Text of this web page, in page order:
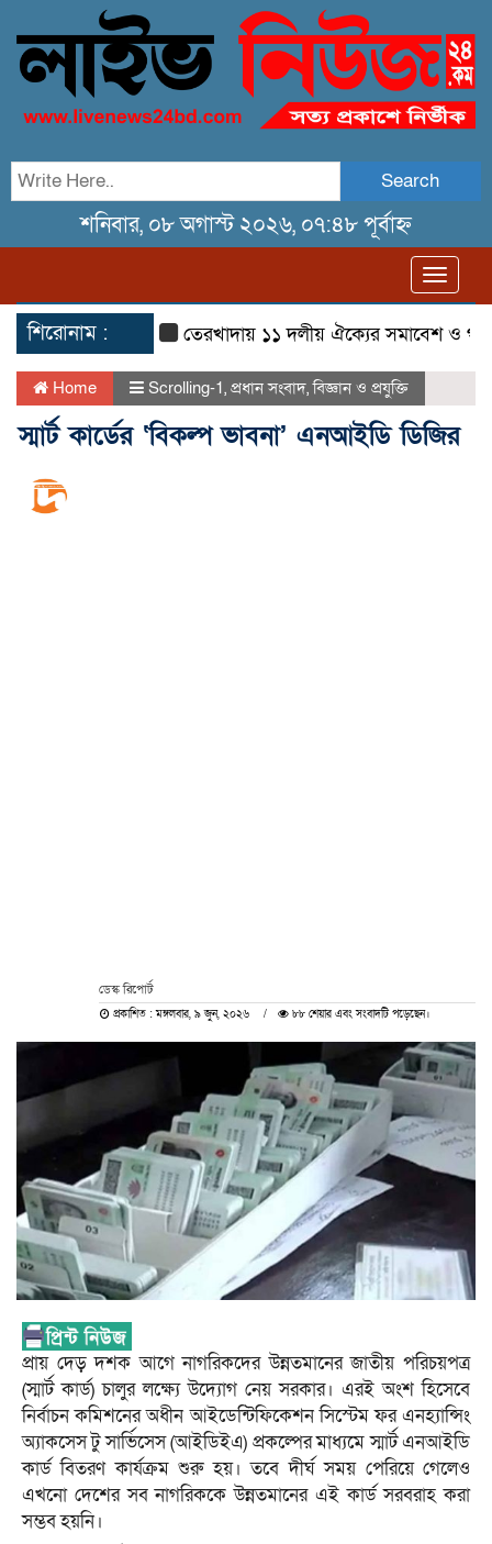
Search
শনিবার, ০৮ অগাস্ট ২০২৬, ০৭:৪৮ পূর্বাহ্ন
শিরোনাম : তেরখাদায় ১১ দলীয় ঐক্যের সমাবেশ ও গণ মিছিল
Home Scrolling-1, প্রধান সংবাদ,বিজ্ঞান ও প্রযুক্তি
স্মার্ট কার্ডের ‘বিকল্প ভাবনা’ এনআইডি ডিজির
ডেস্ক রিপোর্ট
প্রকাশিত : মঙ্গলবার, ৯ জুন, ২০২৬ ৮৮ শেয়ার এবং সংবাদটি পড়েছেন।
প্রায় দেড় দশক আগে নাগরিকদের উন্নতমানের জাতীয় পরিচয়পত্র
(স্মার্ট কার্ড) চালুর লক্ষ্যে উদ্যোগ নেয় সরকার। এরই অংশ হিসেবে
নির্বাচন কমিশনের অধীন আইডেন্টিফিকেশন সিস্টেম ফর এনহ্যান্সিং
অ্যাকসেস টু সার্ভিসেস (আইডিইএ) প্রকল্পের মাধ্যমে স্মার্ট এনআইডি
কার্ড বিতরণ কার্যক্রম শুরু হয়। তবে দীর্ঘ সময় পেরিয়ে গেলেও
এখনো দেশের সব নাগরিককে উন্নতমানের এই কার্ড সরবরাহ করা
সম্ভব হয়নি।